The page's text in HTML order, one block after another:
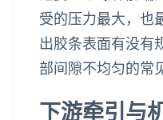
受的压力最大，也
出胶条表面有没有
部间隙不均匀的常
下游牵引与